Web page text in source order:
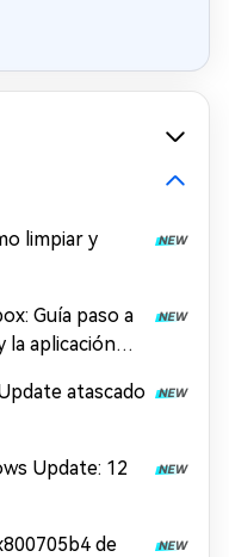
limpiar y
Guía paso a
la aplicación
atascado
Update: 12
de